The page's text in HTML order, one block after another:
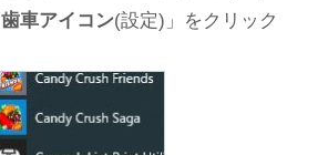
歯車アイコン(設定)」をクリック